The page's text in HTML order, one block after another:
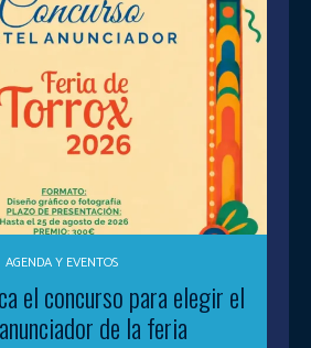
AGENDA Y EVENTOS
el concurso para elegir el
de la feria